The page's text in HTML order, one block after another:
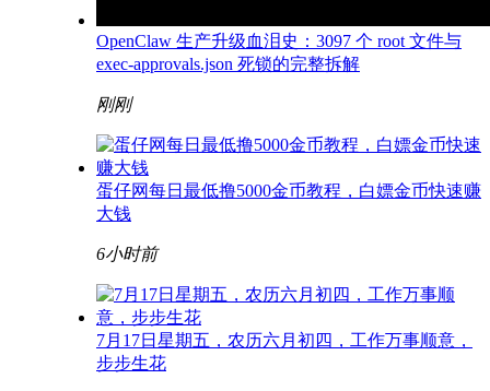
OpenClaw 生产升级血泪史：3097 个 root 文件与
exec-approvals.json 死锁的完整拆解
刚刚
蛋仔网每日最低撸5000金币教程，白嫖金币快速赚
大钱
6小时前
7月17日星期五，农历六月初四，工作万事顺意，
步步生花